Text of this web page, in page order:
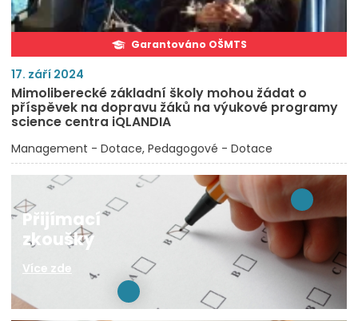
Garantováno OŠMTS
17. září 2024
Mimoliberecké základní školy mohou žádat o
příspěvek na dopravu žáků na výukové programy
science centra iQLANDIA
Management - Dotace Pedagogové - Dotace
Přijímací
zkoušky
Více zde